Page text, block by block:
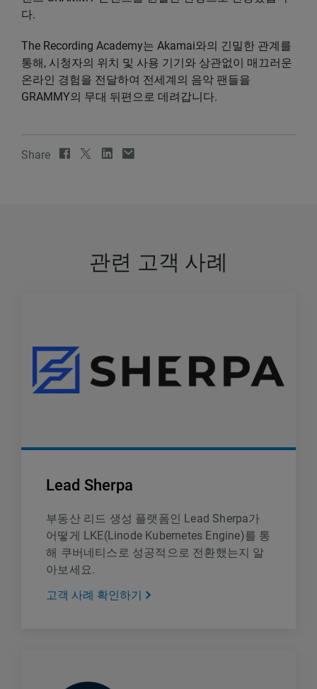
다.
The Recording Academy는 Akamai와의 긴밀한 관계를
통해, 시청자의 위치 및 사용 기기와 상관없이 매끄러운
온라인 경험을 전달하여 전세계의 음악 팬들을
GRAMMY의 무대 뒤편으로 데려갑니다.
Share
관련 고객 사례
Lead Sherpa
부동산 리드 생성 플랫폼인 Lead Sherpa가
어떻게 LKE(Linode Kubernetes Engine)를 통
해 쿠버네티스로 성공적으로 전환했는지 알
아보세요.
고객 사례 확인하기